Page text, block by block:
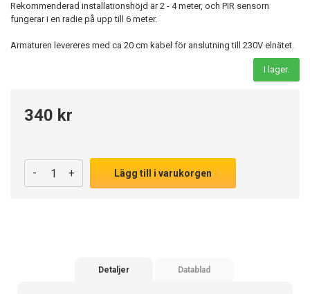
Rekommenderad installationshöjd är 2 - 4 meter, och PIR sensorn
fungerar i en radie på upp till 6 meter.
Armaturen levereres med ca 20 cm kabel för anslutning till 230V elnätet.
I lager.
340 kr
- + Lägg till i varukorgen
Detaljer Datablad